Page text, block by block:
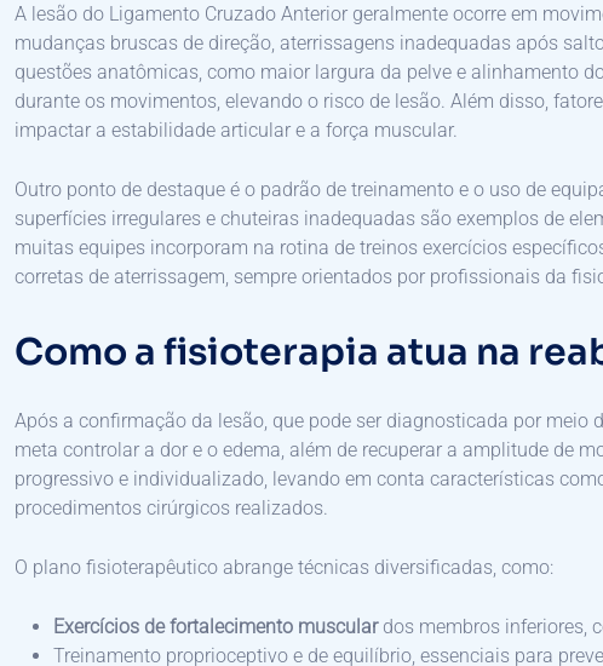
A lesão do Ligamento Cruzado Anterior geralmente ocorre em
mudanças bruscas de direção, aterrissagens inadequadas após
questões anatômicas, como maior largura da pelve e alinhamento
durante os movimentos, elevando o risco de lesão. Além disso,
impactar a estabilidade articular e a força muscular.
Outro ponto de destaque é o padrão de treinamento e o uso de
superfícies irregulares e chuteiras inadequadas são exemplos de
muitas equipes incorporam na rotina de treinos exercícios
corretas de aterrissagem, sempre orientados por profissionais da
Como a fisioterapia atua na
Após a confirmação da lesão, que pode ser diagnosticada por
meta controlar a dor e o edema, além de recuperar a amplitude de
progressivo e individualizado, levando em conta características
procedimentos cirúrgicos realizados.
O plano fisioterapêutico abrange técnicas diversificadas, como:
Exercícios de fortalecimento musculardos membros inferiores,
Treinamento proprioceptivo e de equilíbrio, essenciais para